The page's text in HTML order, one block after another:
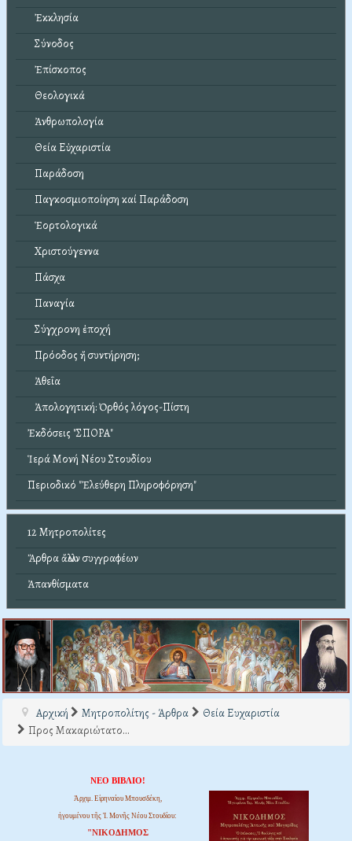
Ἐκκλησία
Σύνοδος
Ἐπίσκοπος
Θεολογικά
Ἀνθρωπολογία
Θεία Εὐχαριστία
Παράδοση
Παγκοσμιοποίηση καί Παράδοση
Ἑορτολογικά
Χριστούγεννα
Πάσχα
Παναγία
Σύγχρονη ἐποχή
Πρόοδος ἤ συντήρηση;
Ἀθεΐα
Ἀπολογητική: Ὀρθός λόγος-Πίστη
Ἐκδόσεις "ΣΠΟΡΑ"
Ἱερά Μονή Νέου Στουδίου
Περιοδικό "Ἐλεύθερη Πληροφόρηση"
12 Μητροπολίτες
Ἄρθρα ἄλλων συγγραφέων
Ἀπανθίσματα
Αρχική Μητροπολίτης - Άρθρα
Θεία Ευχαριστία
Προς Μακαριώτατο...
ΝΕΟ ΒΙΒΛΙΟ!
Ἀρχιμ. Εἰρηναίου Μπουσδέκη,
ἡγουμένου τῆς Ἱ. Μονῆς Νέου Στουδίου:
"ΝΙΚΟΔΗΜΟΣ